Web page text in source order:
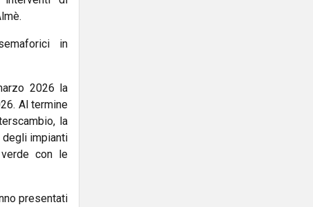
in
2026 la
Al termine
la
degli impianti
con le
presentati